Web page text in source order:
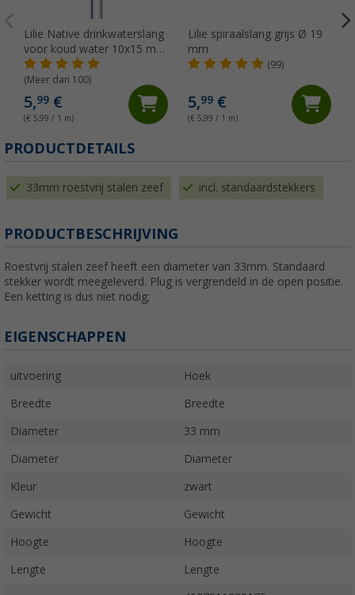
Lilie Native drinkwaterslang
voor koud water 10x15 mm
(per meter)
(Meer dan 100)
5,99 €
(€ 5,99 / 1 m)
Lilie spiraalslang grijs Ø 19
mm
(99)
5,99€
(€ 5,99 / 1 m)
PRODUCTDETAILS
33mm roestvrij stalen zeef incl. standaardstekkers
PRODUCTBESCHRIJVING
Roestvrij stalen zeef heeft een diameter van 33mm. Standaard
stekker wordt meegeleverd. Plug is vergrendeld in de open positie.
Een ketting is dus niet nodig;
EIGENSCHAPPEN
uitvoering Hoek
Breedte Breedte
Diameter 33 mm
Diameter Diameter
Kleur zwart
Gewicht Gewicht
Hoogte Hoogte
Lengte Lengte